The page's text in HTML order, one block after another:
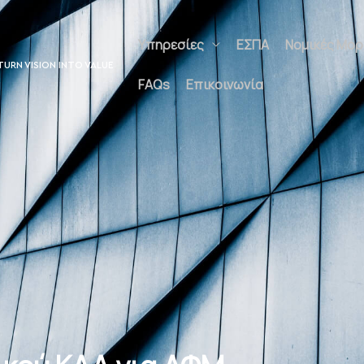
VISION INTO V
POTENTIAL
Υπηρεσίες ΕΣΠΑ Νομικές
Επικοινωνία